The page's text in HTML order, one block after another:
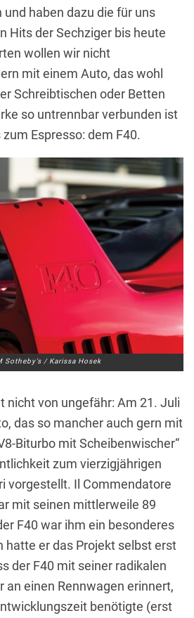
haben dazu die für uns
Hits der Sechziger bis heute
wollen wir nicht
mit einem Auto, das wohl
Schreibtischen oder Betten
so untrennbar verbunden ist
Espresso: dem F40.
Sotheby’s / Karissa Hosek
nicht von ungefähr: Am 21. Juli
das so mancher auch gern mit
Biturbo mit Scheibenwischer“
zum vierzigjährigen
vorgestellt. Il Commendatore
mit seinen mittlerweile 89
F40 war ihm ein besonderes
hatte er das Projekt selbst erst
der F40 mit seiner radikalen
an einen Rennwagen erinnert,
benötigte (erst